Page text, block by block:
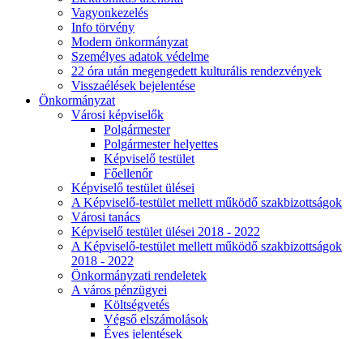
Vagyonkezelés
Info törvény
Modern önkormányzat
Személyes adatok védelme
22 óra után megengedett kulturális rendezvények
Visszaélések bejelentése
Önkormányzat
Városi képviselők
Polgármester
Polgármester helyettes
Képviselő testület
Főellenőr
Képviselő testület ülései
A Képviselő-testület mellett működő szakbizottságok
Városi tanács
Képviselő testület ülései 2018 - 2022
A Képviselő-testület mellett működő szakbizottságok
2018 - 2022
Önkormányzati rendeletek
A város pénzügyei
Költségvetés
Végső elszámolások
Éves jelentések